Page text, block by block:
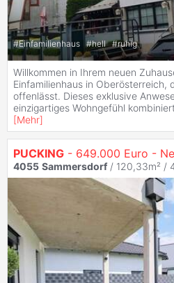
#Einfamilienhaus #hell #ruhig
Willkommen in Ihrem neuen
Einfamilienhaus in Oberösterreich,
offenlässt. Dieses exklusive
einzigartiges Wohngefühl
[Mehr]
PUCKING - 649.000 Euro - Neubau -
4055 Sammersdorf / 120,33m² /